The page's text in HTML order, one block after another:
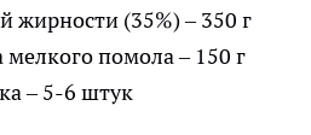
жирности (35%) – 350 г
мелкого помола – 150 г
– 5-6 штук